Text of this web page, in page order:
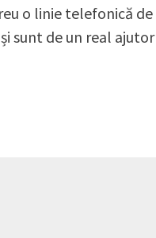
o linie telefonică de
sunt de un real ajutor